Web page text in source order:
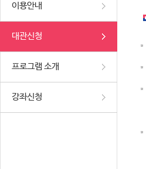
이용안내
대관신청
프로그램 소개
강좌신청